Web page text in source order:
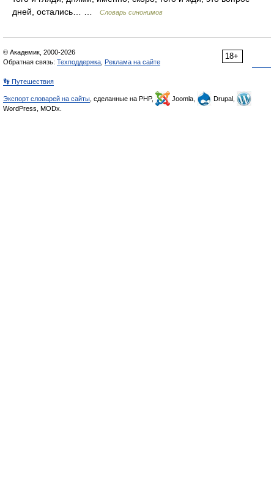
дней, остались… …
Словарь синонимов
18+
© Академик, 2000-2026
Обратная связь: Техподдержка Реклама на сайте
👣 Путешествия
Экспорт словарей на сайты , сделанные на PHP, Joomla,
Drupal,
WordPress, MODx.